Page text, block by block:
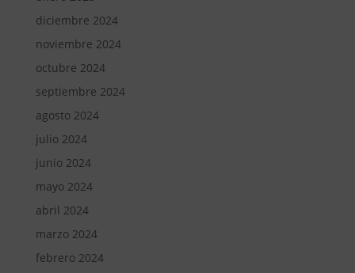
diciembre 2024
noviembre 2024
octubre 2024
septiembre 2024
agosto 2024
julio 2024
junio 2024
mayo 2024
abril 2024
marzo 2024
febrero 2024